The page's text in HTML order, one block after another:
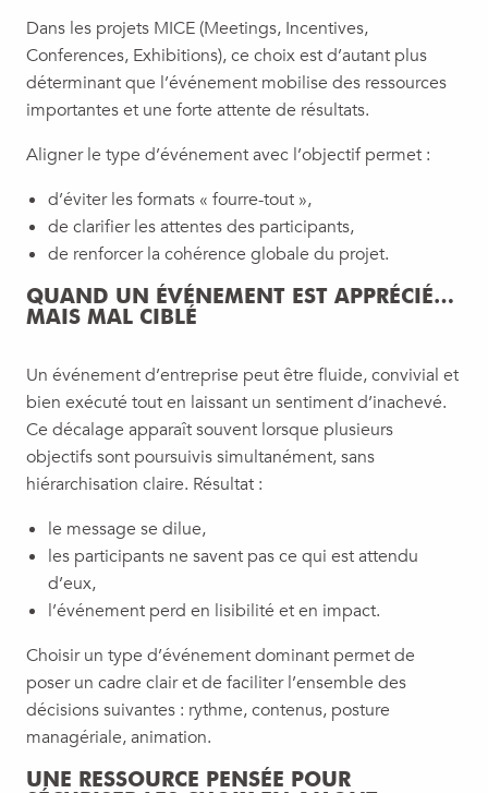
Dans les projets MICE (Meetings, Incentives,
Conferences, Exhibitions), ce choix est d’autant plus
déterminant que l’événement mobilise des ressources
importantes et une forte attente de résultats.
Aligner le type d’événement avec l’objectif permet :
d’éviter les formats « fourre-tout »,
de clarifier les attentes des participants,
de renforcer la cohérence globale du projet.
QUAND UN ÉVÉNEMENT EST APPRÉCIÉ…
MAIS MAL CIBLÉ
Un événement d’entreprise peut être fluide, convivial et
bien exécuté tout en laissant un sentiment d’inachevé.
Ce décalage apparaît souvent lorsque plusieurs
objectifs sont poursuivis simultanément, sans
hiérarchisation claire. Résultat :
le message se dilue,
les participants ne savent pas ce qui est attendu
d’eux,
l’événement perd en lisibilité et en impact.
Choisir un type d’événement dominant permet de
poser un cadre clair et de faciliter l’ensemble des
décisions suivantes : rythme, contenus, posture
managériale, animation.
UNE RESSOURCE PENSÉE POUR